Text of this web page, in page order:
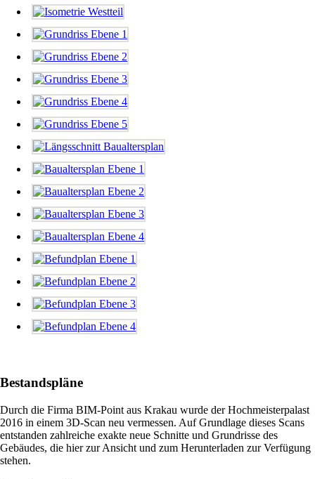
Bestandspläne
Durch die Firma BIM-Point aus Krakau wurde der Hochmeisterpalast
2016 in einem 3D-Scan neu vermessen. Auf Grundlage dieses Scans
entstanden zahlreiche exakte neue Schnitte und Grundrisse des
Gebäudes, die hier zur Ansicht und zum Herunterladen zur Verfügung
stehen.